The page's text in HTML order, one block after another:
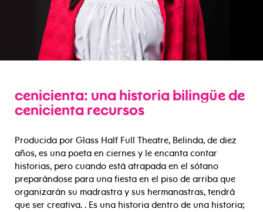
cenicienta: una historia bilingüe de
cenicienta recursos
Producida por Glass Half Full Theatre, Belinda, de diez
años, es una poeta en ciernes y le encanta contar
historias, pero cuando está atrapada en el sótano
preparándose para una fiesta en el piso de arriba que
organizarán su madrastra y sus hermanastras, tendrá
que ser creativa. . Es una historia dentro de una historia;